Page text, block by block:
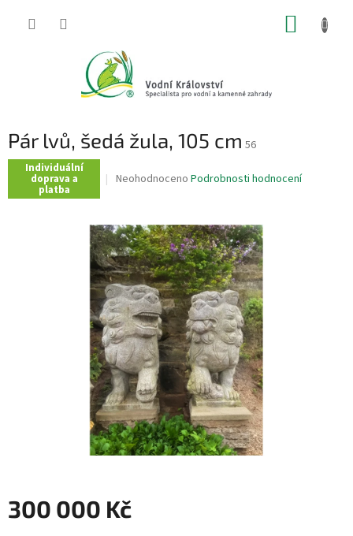
Pár lvů, šedá žula, 105 cm 56
Individuální
doprava a
platba
Průměrné
je
0,0
z
5
hvězdiček.
Neohodnoceno Podrobnosti hodnocení
300 000 Kč